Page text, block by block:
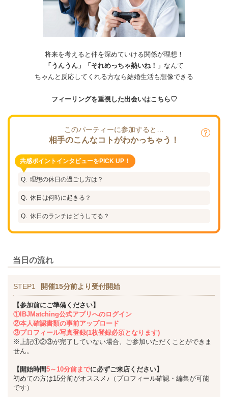
将来を考えると仲を深めていける関係が理想！
「うんうん」「それめっちゃ熱いね！」 なんて
ちゃんと反応してくれる方なら結婚生活も想像できる
フィーリングを重視した出会いはこちら♡
このパーティーに参加すると…
相手のこんなコトがわかっちゃう！
共感ポイントインタビューをPICK UP！
理想の休日の過ごし方は？
休日は何時に起きる？
休日のランチはどうしてる？
当日の流れ
STEP1 開催15分前より受付開始
【参加前にご準備ください】
①IBJMatching公式アプリへのログイン
②本人確認書類の事前アップロード
③プロフィール写真登録(1枚登録必須となります)
※上記①②③が完了していない場合、ご参加いただくことができま
せん。
【開始時間5～10分前までに必ずご来店ください】
初めての方は15分前がオススメ♪（プロフィール確認・編集が可能
です）